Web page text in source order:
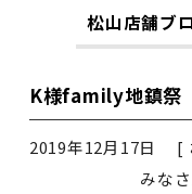
松山店舗ブ
K様family地鎮祭
2019年12月17日 [
みな